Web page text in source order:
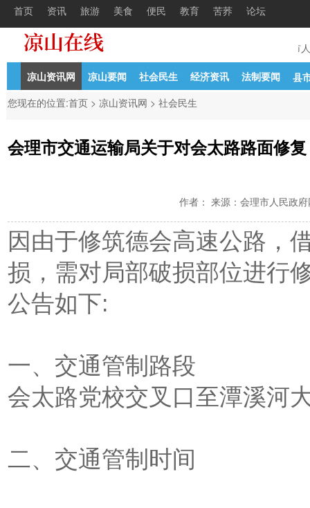
首页 资讯 旅游 美食 便民 教育 苦荞 论坛
04-21 中共凉山州委组织部凉山州人力资源 西昌市
凉山资讯网 凉山要闻 社会民生 经济资讯 法制要闻
县
您现在的位置:首页 > 凉山资讯网 > 社会民生
会理市交通运输局关于对会太路路面修
作者： 来源：会理市人民政
因由于修筑德会高速公路，
损，需对局部破损部位进行
公告如下:
一、交通管制路段
会太路党校交叉口至潭溪河
二、交通管制时间